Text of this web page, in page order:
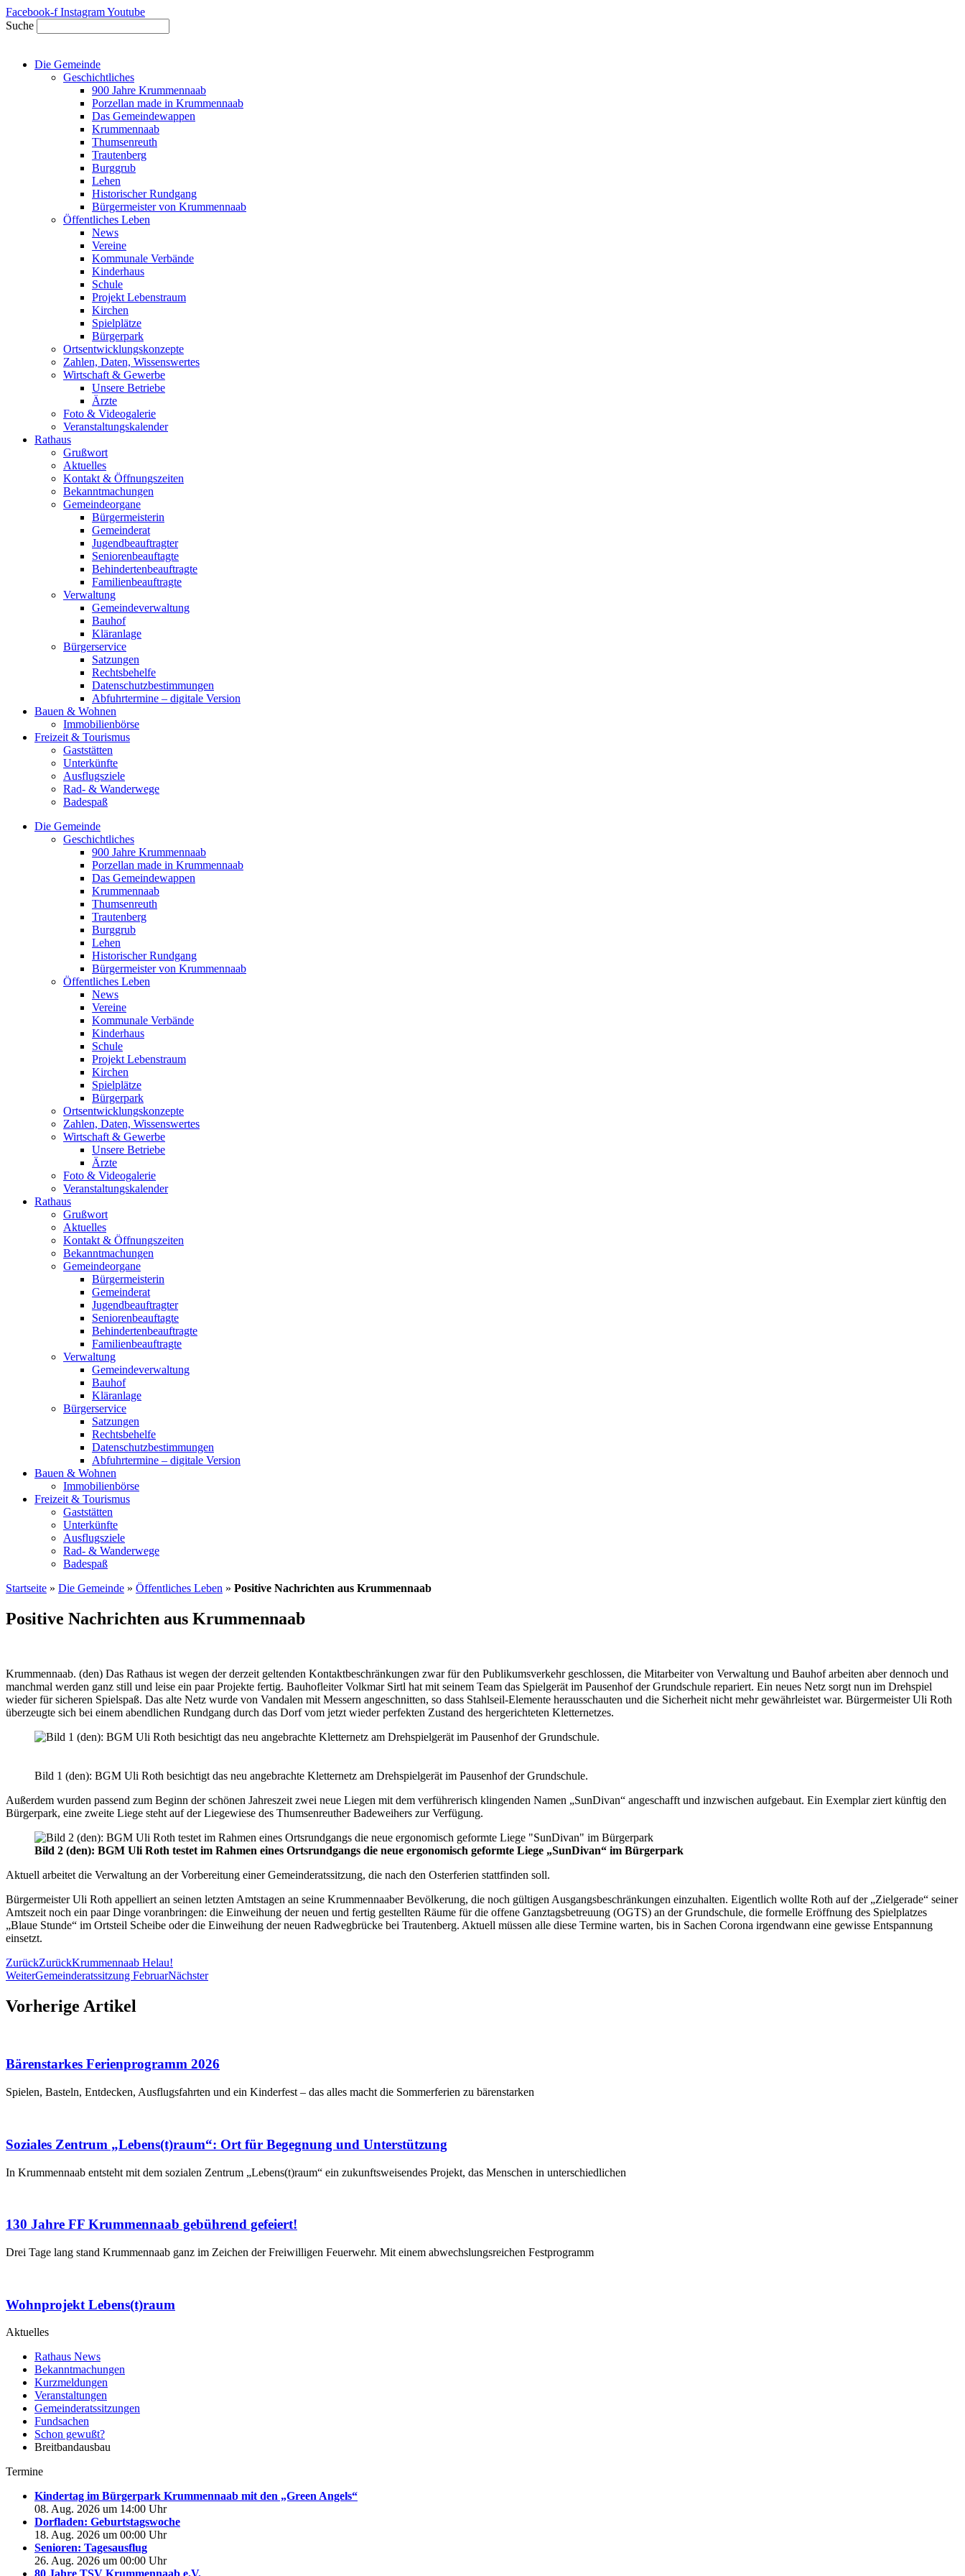
Zum
Inhalt
springen
Facebook-f InstagramYoutube
Suche
Die Gemeinde
Geschichtliches
900 Jahre Krummennaab
Porzellan made in Krummennaab
Das Gemeindewappen
Krummennaab
Thumsenreuth
Trautenberg
Burggrub
Lehen
Historischer Rundgang
Bürgermeister von Krummennaab
Öffentliches Leben
News
Vereine
Kommunale Verbände
Kinderhaus
Schule
Projekt Lebenstraum
Kirchen
Spielplätze
Bürgerpark
Ortsentwicklungskonzepte
Zahlen, Daten, Wissenswertes
Wirtschaft & Gewerbe
Unsere Betriebe
Ärzte
Foto & Videogalerie
Veranstaltungskalender
Rathaus
Grußwort
Aktuelles
Kontakt & Öffnungszeiten
Bekanntmachungen
Gemeindeorgane
Bürgermeisterin
Gemeinderat
Jugendbeauftragter
Seniorenbeauftagte
Behindertenbeauftragte
Familienbeauftragte
Verwaltung
Gemeindeverwaltung
Bauhof
Kläranlage
Bürgerservice
Satzungen
Rechtsbehelfe
Datenschutzbestimmungen
Abfuhrtermine – digitale Version
Bauen & Wohnen
Immobilienbörse
Freizeit & Tourismus
Gaststätten
Unterkünfte
Ausflugsziele
Rad- & Wanderwege
Badespaß
Die Gemeinde
Geschichtliches
900 Jahre Krummennaab
Porzellan made in Krummennaab
Das Gemeindewappen
Krummennaab
Thumsenreuth
Trautenberg
Burggrub
Lehen
Historischer Rundgang
Bürgermeister von Krummennaab
Öffentliches Leben
News
Vereine
Kommunale Verbände
Kinderhaus
Schule
Projekt Lebenstraum
Kirchen
Spielplätze
Bürgerpark
Ortsentwicklungskonzepte
Zahlen, Daten, Wissenswertes
Wirtschaft & Gewerbe
Unsere Betriebe
Ärzte
Foto & Videogalerie
Veranstaltungskalender
Rathaus
Grußwort
Aktuelles
Kontakt & Öffnungszeiten
Bekanntmachungen
Gemeindeorgane
Bürgermeisterin
Gemeinderat
Jugendbeauftragter
Seniorenbeauftagte
Behindertenbeauftragte
Familienbeauftragte
Verwaltung
Gemeindeverwaltung
Bauhof
Kläranlage
Bürgerservice
Satzungen
Rechtsbehelfe
Datenschutzbestimmungen
Abfuhrtermine – digitale Version
Bauen & Wohnen
Immobilienbörse
Freizeit & Tourismus
Gaststätten
Unterkünfte
Ausflugsziele
Rad- & Wanderwege
Badespaß
Startseite » Die Gemeinde » Öffentliches Leben » Positive Nachrichten aus Krummennaab
Positive Nachrichten aus Krummennaab
Krummennaab. (den) Das Rathaus ist wegen der derzeit geltenden Kontaktbeschränkungen zwar für den Publikumsverkehr geschlossen, die Mitarbeiter von Verwaltung und Bauhof arbeiten aber dennoch und
manchmal werden ganz still und leise ein paar Projekte fertig. Bauhofleiter Volkmar Sirtl hat mit seinem Team das Spielgerät im Pausenhof der Grundschule repariert. Ein neues Netz sorgt nun im Drehspiel
wieder für sicheren Spielspaß. Das alte Netz wurde von Vandalen mit Messern angeschnitten, so dass Stahlseil-Elemente herausschauten und die Sicherheit nicht mehr gewährleistet war. Bürgermeister Uli Roth
überzeugte sich bei einem abendlichen Rundgang durch das Dorf vom jetzt wieder perfekten Zustand des hergerichteten Kletternetzes.
Bild 1 (den): BGM Uli Roth besichtigt das neu angebrachte Kletternetz am Drehspielgerät im Pausenhof der Grundschule.
Außerdem wurden passend zum Beginn der schönen Jahreszeit zwei neue Liegen mit dem verführerisch klingenden Namen „SunDivan“ angeschafft und inzwischen aufgebaut. Ein Exemplar ziert künftig den
Bürgerpark, eine zweite Liege steht auf der Liegewiese des Thumsenreuther Badeweihers zur Verfügung.
Bild 2 (den): BGM Uli Roth testet im Rahmen eines Ortsrundgangs die neue ergonomisch geformte Liege „SunDivan“ im Bürgerpark
Aktuell arbeitet die Verwaltung an der Vorbereitung einer Gemeinderatssitzung, die nach den Osterferien stattfinden soll.
Bürgermeister Uli Roth appelliert an seinen letzten Amtstagen an seine Krummennaaber Bevölkerung, die noch gültigen Ausgangsbeschränkungen einzuhalten. Eigentlich wollte Roth auf der „Zielgerade“ seiner
Amtszeit noch ein paar Dinge voranbringen: die Einweihung der neuen und fertig gestellten Räume für die offene Ganztagsbetreuung (OGTS) an der Grundschule, die formelle Eröffnung des Spielplatzes
„Blaue Stunde“ im Ortsteil Scheibe oder die Einweihung der neuen Radwegbrücke bei Trautenberg. Aktuell müssen alle diese Termine warten, bis in Sachen Corona irgendwann eine gewisse Entspannung
einsetzt.
ZurückZurückKrummennaab Helau!
WeiterGemeinderatssitzung FebruarNächster
Vorherige Artikel
Bärenstarkes Ferienprogramm 2026
Spielen, Basteln, Entdecken, Ausflugsfahrten und ein Kinderfest – das alles macht die Sommerferien zu bärenstarken
Soziales Zentrum „Lebens(t)raum“: Ort für Begegnung und Unterstützung
In Krummennaab entsteht mit dem sozialen Zentrum „Lebens(t)raum“ ein zukunftsweisendes Projekt, das Menschen in unterschiedlichen
130 Jahre FF Krummennaab gebührend gefeiert!
Drei Tage lang stand Krummennaab ganz im Zeichen der Freiwilligen Feuerwehr. Mit einem abwechslungsreichen Festprogramm
Wohnprojekt Lebens(t)raum
Aktuelles
Rathaus News
Bekanntmachungen
Kurzmeldungen
Veranstaltungen
Gemeinderatssitzungen
Fundsachen
Schon gewußt?
Breitbandausbau
Termine
Kindertag im Bürgerpark Krummennaab mit den „Green Angels“
08. Aug. 2026 um 14:00 Uhr
Dorfladen: Geburtstagswoche
18. Aug. 2026 um 00:00 Uhr
Senioren: Tagesausflug
26. Aug. 2026 um 00:00 Uhr